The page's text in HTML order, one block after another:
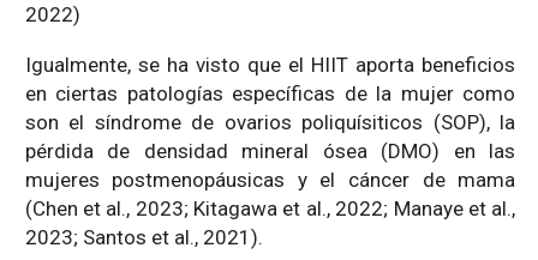
2022)
Igualmente, se ha visto que el HIIT aporta beneficios
en ciertas patologías específicas de la mujer como
son el síndrome de ovarios poliquísiticos (SOP), la
pérdida de densidad mineral ósea (DMO) en las
mujeres postmenopáusicas y el cáncer de mama
(Chen et al., 2023; Kitagawa et al., 2022; Manaye et al.,
2023; Santos et al., 2021).